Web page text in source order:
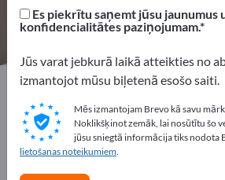
Izplatītāji
1
Exportpages Biroja piederumi
Pielīpošie magnēti
Reklāmējieties bez
Exportpages!
Es piekrītu saņemt jūsu jaunumus
konfidencialitātes paziņojumam.
Jūs varat jebkurā laikā atteikties no
izmantojot mūsu biļetenā esošo saiti.
Mēs izmantojam Brevo kā savu
Noklikšķinot zemāk, lai nosūtītu šo
jūsu sniegtā informācija tiks nodota
lietošanas noteikumiem.